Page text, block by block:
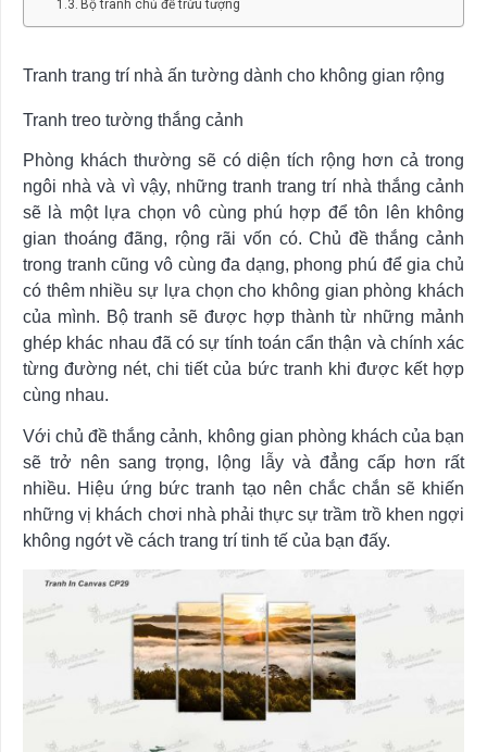
Bộ tranh chủ đề trừu tượng
Tranh trang trí nhà ấn tường dành cho không gian rộng
Tranh treo tường thắng cảnh
Phòng khách thường sẽ có diện tích rộng hơn cả trong
ngôi nhà và vì vậy, những tranh trang trí nhà thắng cảnh
sẽ là một lựa chọn vô cùng phú hợp để tôn lên không
gian thoáng đãng, rộng rãi vốn có. Chủ đề thắng cảnh
trong tranh cũng vô cùng đa dạng, phong phú để gia chủ
có thêm nhiều sự lựa chọn cho không gian phòng khách
của mình. Bộ tranh sẽ được hợp thành từ những mảnh
ghép khác nhau đã có sự tính toán cẩn thận và chính xác
từng đường nét, chi tiết của bức tranh khi được kết hợp
cùng nhau.
Với chủ đề thắng cảnh, không gian phòng khách của bạn
sẽ trở nên sang trọng, lộng lẫy và đẳng cấp hơn rất
nhiều. Hiệu ứng bức tranh tạo nên chắc chắn sẽ khiến
những vị khách chơi nhà phải thực sự trầm trồ khen ngợi
không ngớt về cách trang trí tinh tế của bạn đấy.